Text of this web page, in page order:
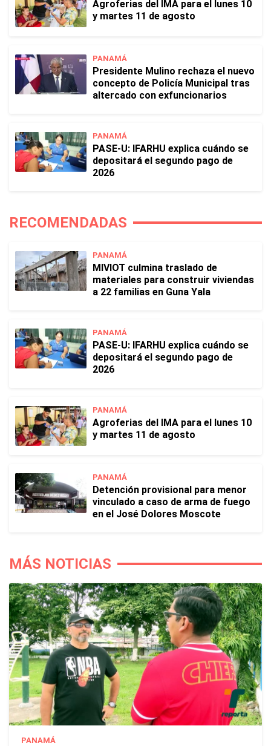
Agroferias del IMA para el lunes 10
y martes 11 de agosto
PANAMÁ
Presidente Mulino rechaza el nuevo
concepto de Policía Municipal tras
altercado con exfuncionarios
PANAMÁ
PASE-U: IFARHU explica cuándo se
depositará el segundo pago de
2026
RECOMENDADAS
PANAMÁ
MIVIOT culmina traslado de
materiales para construir viviendas
a 22 familias en Guna Yala
PANAMÁ
PASE-U: IFARHU explica cuándo se
depositará el segundo pago de
2026
PANAMÁ
Agroferias del IMA para el lunes 10
y martes 11 de agosto
PANAMÁ
Detención provisional para menor
vinculado a caso de arma de fuego
en el José Dolores Moscote
MÁS NOTICIAS
PANAMÁ